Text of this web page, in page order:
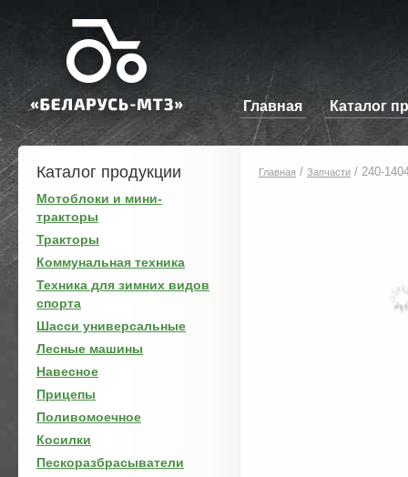
Главная Каталог
Каталог продукции
Мотоблоки и мини-
тракторы
Тракторы
Коммунальная техника
Техника для зимних видов
спорта
Шасси универсальные
Лесные машины
Навесное
Прицепы
Поливомоечное
Косилки
Пескоразбрасыватели
Главная / Запчасти / 240-